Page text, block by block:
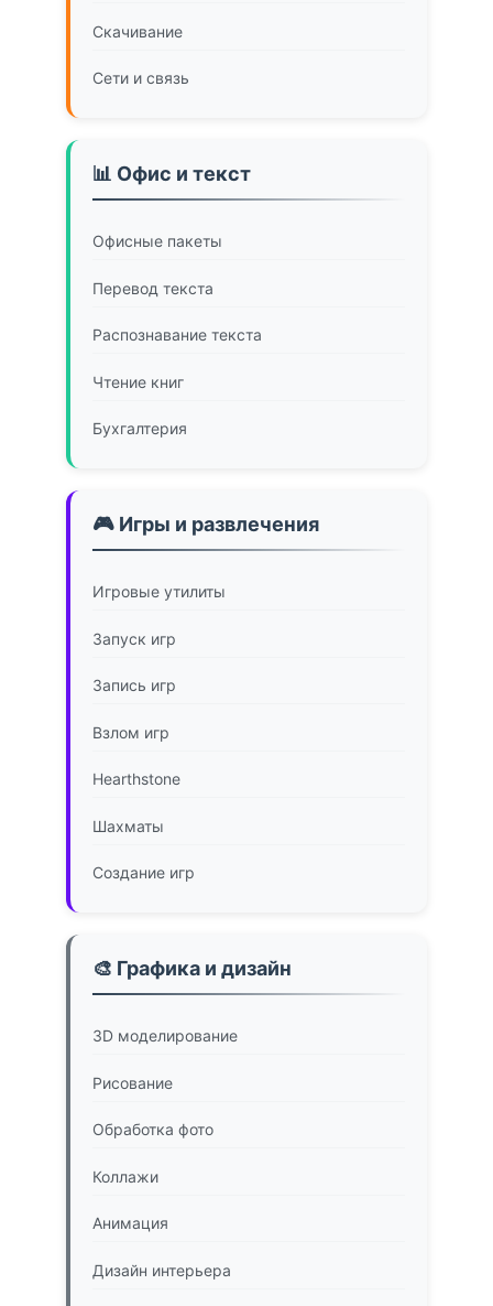
Скачивание
Сети и связь
📊 Офис и текст
Офисные пакеты
Перевод текста
Распознавание текста
Чтение книг
Бухгалтерия
🎮 Игры и развлечения
Игровые утилиты
Запуск игр
Запись игр
Взлом игр
Hearthstone
Шахматы
Создание игр
🎨 Графика и дизайн
3D моделирование
Рисование
Обработка фото
Коллажи
Анимация
Дизайн интерьера